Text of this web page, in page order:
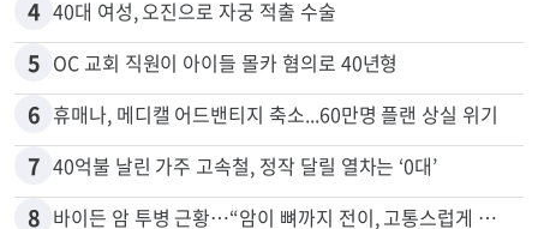
3 “이번이 마지막 변경일 수도”…서머타임 운명은
4 40대 여성, 오진으로 자궁 적출 수술
5 OC 교회 직원이 아이들 몰카 혐의로 40년형
6 휴매나, 메디캘 어드밴티지 축소...60만명 플랜 상실 위기